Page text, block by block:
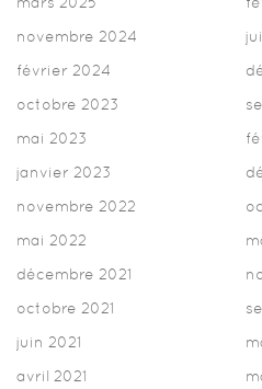
novembre 2024
février 2024
octobre 2023
mai 2023
janvier 2023
novembre 2022
mai 2022
décembre 2021
octobre 2021
juin 2021
avril 2021